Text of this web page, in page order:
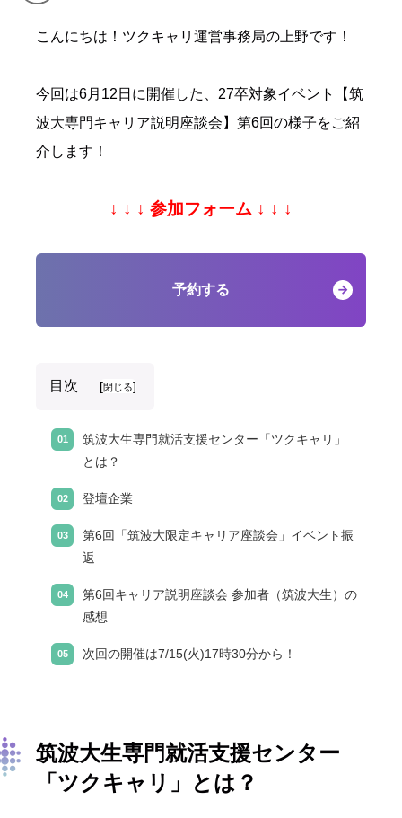
こんにちは！ツクキャリ運営事務局の上野です！
今回は6月12日に開催した、27卒対象イベント【筑
波大専門キャリア説明座談会】第6回の様子をご紹
介します！
↓ ↓ ↓ 参加フォーム ↓ ↓ ↓
予約する
目次 [閉じる]
筑波大生専門就活支援センター「ツクキャリ」
とは？
登壇企業
第6回「筑波大限定キャリア座談会」イベント振
返
第6回キャリア説明座談会 参加者（筑波大生）の
感想
次回の開催は7/15(火)17時30分から！
筑波大生専門就活支援センター
「ツクキャリ」とは？